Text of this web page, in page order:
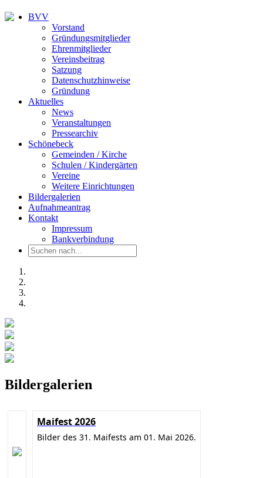
BVV
Vorstand
Gründungsmitglieder
Ehrenmitglieder
Vereinsbeitrag
Satzung
Datenschutzhinweise
Gründung
Aktuelles
News
Veranstaltungen
Pressearchiv
Schönebeck
Gemeinden / Kirche
Schulen / Kindergärten
Vereine
Weitere Einrichtungen
Bildergalerien
Aufnahmeantrag
Kontakt
Impressum
Bankverbindung
Bildergalerien
Maifest 2026
Bilder des 31. Maifests am 01. Mai 2026.